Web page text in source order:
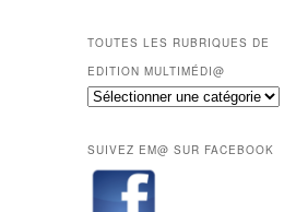
mois
réservés
aux
abonnés.
TOUTES LES RUBRIQUES DE
EDITION MULTIMÉDI@
Toutes
de
Edition
Multimédi@
SUIVEZ EM@ SUR FACEBOOK